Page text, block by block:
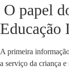
O papel
Educação
A primeira
a serviço da criança